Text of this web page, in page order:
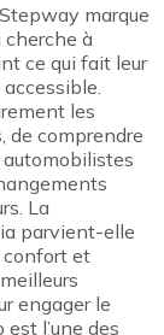
marque
à
ce qui fait leur
les
de comprendre
La
parvient-elle
confort et
engager le
l’une des